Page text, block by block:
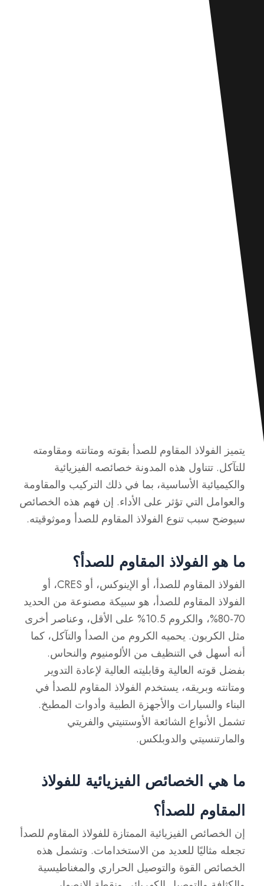
يتميز الفولاذ المقاوم للصدأ بقوته ومتانته ومقاومته
للتآكل. تتناول هذه المدونة خصائصه الفيزيائية
والكيميائية الأساسية، بما في ذلك التركيب والمقاومة
والعوامل التي تؤثر على الأداء. إن فهم هذه الخصائص
سيوضح سبب تنوع الفولاذ المقاوم للصدأ وموثوقيته.
ما هو الفولاذ المقاوم للصدأ؟
الفولاذ المقاوم للصدأ، أو الإينوكس، أو CRES، أو
الفولاذ المقاوم للصدأ، هو سبيكة مصنوعة من الحديد
70-80%، والكروم 10.5% على الأقل، وعناصر أخرى
مثل الكربون. يحميه الكروم من الصدأ والتآكل، كما
أنه أسهل في التنظيف من الألومنيوم والنحاس.
بفضل قوته العالية وقابليته العالية لإعادة التدوير
ومتانته وبريقه، يستخدم الفولاذ المقاوم للصدأ في
البناء والسيارات والأجهزة الطبية وأدوات المطبخ.
تشمل الأنواع الشائعة الأوستنيتي والفريتي
والمارتنسيتي والدوبلكس.
ما هي الخصائص الفيزيائية للفولاذ
المقاوم للصدأ؟
إن الخصائص الفيزيائية الممتازة للفولاذ المقاوم للصدأ
تجعله مثاليًا للعديد من الاستخدامات. وتشمل هذه
الخصائص القوة والتوصيل الحراري والمغناطيسية